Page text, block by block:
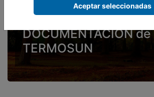
BIENVENIDOS A LA
DOCUMENTACIÓN de
TERMOSUN
Aceptar seleccionadas